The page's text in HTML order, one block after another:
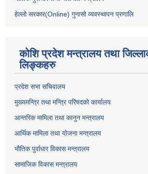
हेल्लो सरकार(Online) गुनासो व्यवस्थापन प्रणालि
कोशि प्रदेश मन्त्रालय तथा
लिङ्कहरु
प्रदेश सभा सचिवालय
मुख्यमन्त्रि तथा मन्त्रि परिषदको कार्यालय
आन्तरिक मामिला तथा कानुन मन्त्रालय
आर्थिक मामिला तथा योजना मन्त्रालय
भौतिक पुर्वाधार विकास मन्त्रालय
सामाजिक विकास मन्त्रालय